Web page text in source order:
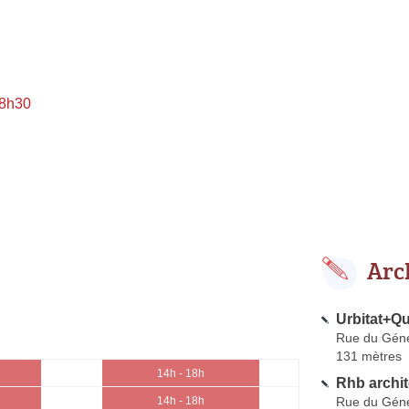
14h - 18h
14h - 18h
Rue du
131 mètres
Rhb
Rue du